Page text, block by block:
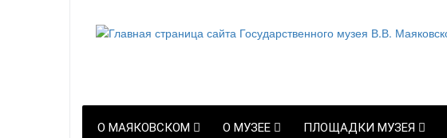
О МАЯКОВСКОМ О МУЗЕЕ ПЛОЩАДКИ МУЗЕЯ